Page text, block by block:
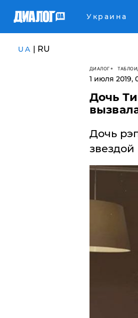
Украина
UA | RU
ДИАЛОГ
1 июля 2019,
Дочь
​Дочь
звездой